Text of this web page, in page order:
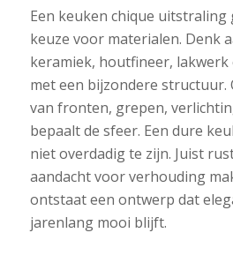
Een keuken chique uitstraling
keuze voor materialen. Denk
keramiek, houtfineer,
met een bijzondere structuur.
van fronten, grepen,
bepaalt de sfeer. Een dure
niet overdadig te zijn. Juist
aandacht voor verhouding
ontstaat een ontwerp dat
jarenlang mooi blijft.